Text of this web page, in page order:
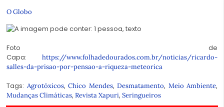
O Globo
Foto de
Capa: https://www.folhadedourados.com.br/noticias/ricardo-
salles-da-prisao-por-pensao-a-riqueza-meteorica
Tags: Agrotóxicos, Chico Mendes, Desmatamento, Meio Ambiente,
Mudanças Climáticas, Revista Xapuri, Seringueiros